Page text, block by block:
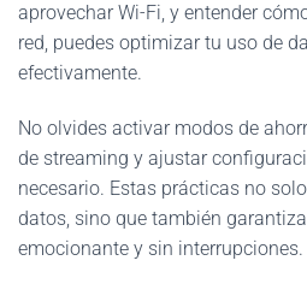
aprovechar Wi-Fi, y entender
red, puedes optimizar tu uso de
efectivamente.
No olvides activar modos de
de streaming y ajustar
necesario. Estas prácticas no
datos, sino que también
emocionante y sin interrupciones.